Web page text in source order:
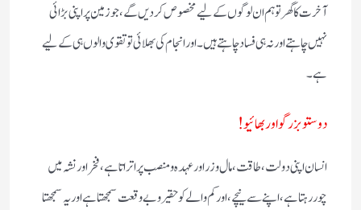
آخرت کا گھر تو ہم ان لوگوں کے لیے مخصوص کردیں گے، جو زمین پر اپنی بڑائی
نہیں چاہتے اور نہ ہی فساد چاہتے ہیں۔ اور انجام کی بھلائی تو تقوی والوں ہی کے لیے
ہے۔
دوستو بزرگو اور بھائیو!
انسان اپنی دولت، طاقت، مال و زر اور عہدہ و منصب پر اتراتا ہے، فخر اور نشہ میں
چور رہتا ہے، اپنے سے نیچے، اور کم والے کو حقیر و بے وقعت سمجھتا ہے اور یہ سمجھتا